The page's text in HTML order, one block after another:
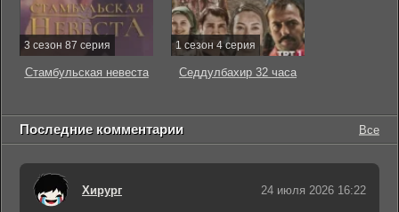
3 сезон 87 серия
Стамбульская невеста
1 сезон 4 серия
Седдулбахир 32 часа
Последние комментарии Все
Хирург 24 июля 2026 16:22